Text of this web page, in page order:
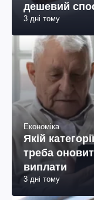
дешевий
3 дні тому
Економіка
Якій
треба
виплати
3 дні тому